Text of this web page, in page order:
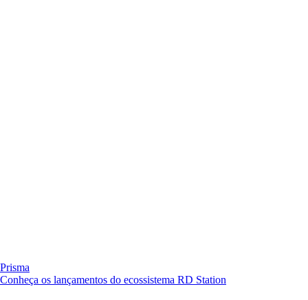
Prisma
Conheça os lançamentos do ecossistema RD Station